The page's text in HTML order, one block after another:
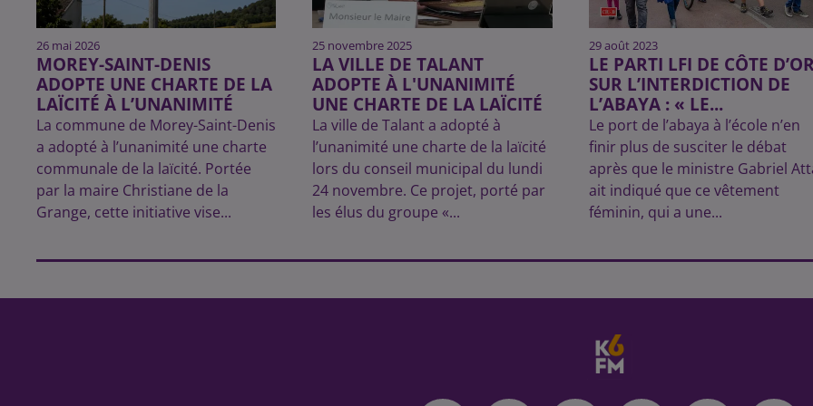
26 mai 2026
MOREY-SAINT-DENIS
ADOPTE UNE CHARTE DE LA
LAÏCITÉ À L’UNANIMITÉ
La commune de Morey-Saint-Denis
a adopté à l’unanimité une charte
communale de la laïcité. Portée
par la maire Christiane de la
Grange, cette initiative vise...
25 novembre 2025
LA VILLE DE TALANT
ADOPTE À L'UNANIMITÉ
UNE CHARTE DE LA LAÏCITÉ
La ville de Talant a adopté à
l’unanimité une charte de la laïcité
lors du conseil municipal du lundi
24 novembre. Ce projet, porté par
les élus du groupe «...
29 août 2023
LE PARTI LFI DE CÔTE
SUR L’INTERDICTION DE
L’ABAYA : « LE...
Le port de l’abaya à l’école n’en
finir plus de susciter le débat
après que le ministre Gabriel
ait indiqué que ce vêtement
féminin, qui a une...